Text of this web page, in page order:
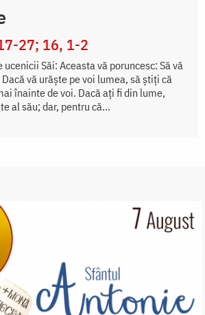
27; 16, 1-2
Săi: Aceasta vă poruncesc: Să vă
vă urăște pe voi lumea, să știți că
înainte de voi. Dacă ați fi din lume,
al său; dar, pentru că...